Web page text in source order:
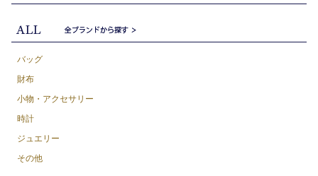
バッグ
財布
小物・アクセサリー
時計
ジュエリー
その他